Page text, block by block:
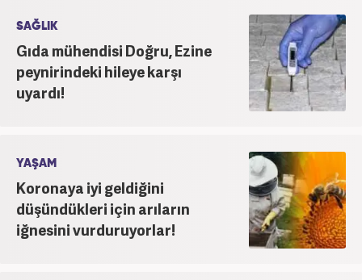
SAĞLIK
Gıda mühendisi Doğru, Ezine
peynirindeki hileye karşı
uyardı!
YAŞAM
Koronaya iyi geldiğini
düşündükleri için arıların
iğnesini vurduruyorlar!